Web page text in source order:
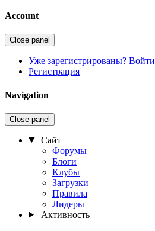
Account
Close panel
Уже зарегистрированы? Войти
Регистрация
Navigation
Close panel
Сайт
Форумы
Блоги
Клубы
Загрузки
Правила
Лидеры
Активность